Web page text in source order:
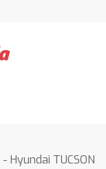
- Hyundai TUCSON